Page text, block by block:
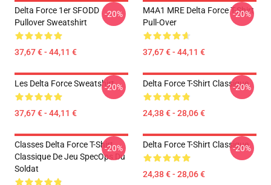
Delta Force 1er SFODD
Pullover Sweatshirt
37,67 € - 44,11 €
-20%
M4A1 MRE Delta Force T-Shirt
Pull-Over
37,67 € - 44,11 €
-20%
Les Delta Force Sweatshirt
37,67 € - 44,11 €
-20% Delta Force T-Shirt Classique
24,38 € - 28,06 €
-20%
Classes Delta Force T-Shirt
Classique De Jeu SpecOps Du
Soldat
-20% Delta Force T-Shirt Classique
24,38 € - 28,06 €
-20%